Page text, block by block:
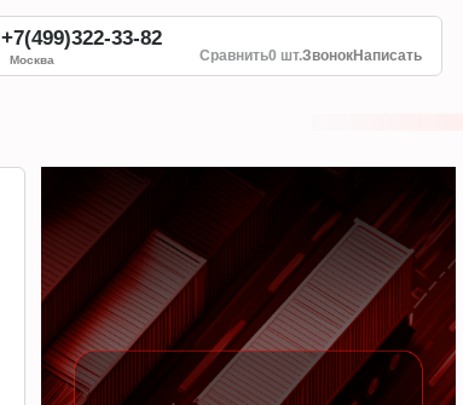
+7(499)322-33-82
Москва Сравнить0 шт.ЗвонокНаписать